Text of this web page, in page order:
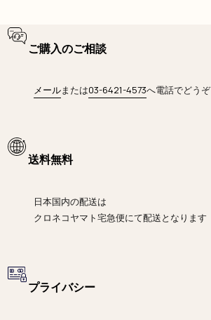
ご購入のご相談
メールまたは03-6421-4573へ電話でどうぞ
送料無料
日本国内の配送は
クロネコヤマト宅急便にて配送となります
プライバシー